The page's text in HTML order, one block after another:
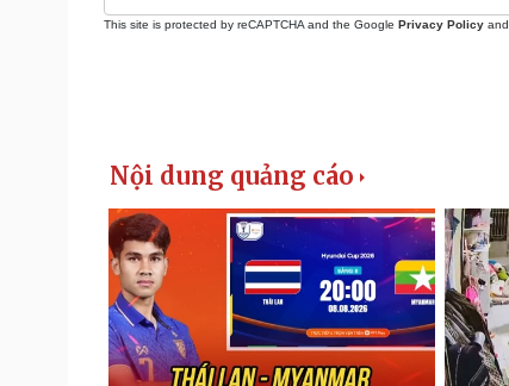
This site is protected by reCAPTCHA and the Google Privacy Policy and